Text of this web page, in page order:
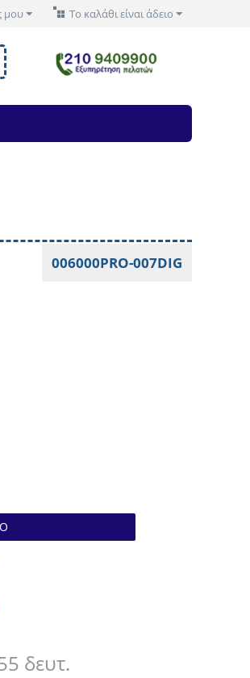
Το καλάθι είναι άδειο
μου
006000PRO-007DIG
δευτ.